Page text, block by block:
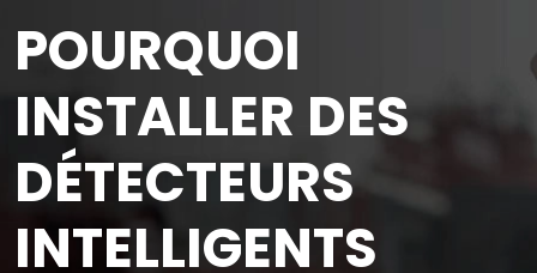
POURQUOI
INSTALLER DES
DÉTECTEURS
INTELLIGENTS